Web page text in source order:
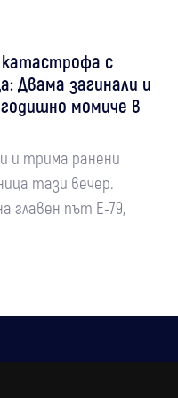
с
Двама загинали и
момиче в
и трима ранени
тази вечер.
главен път Е-79,
Ботев" 43